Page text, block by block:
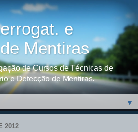
e
Mentiras
de Cursos de Técnicas de
e Detecção de Mentiras.
▼
2012